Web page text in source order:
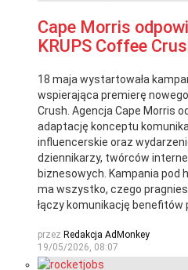
Cape Morris
KRUPS Coffee
18 maja wystartowała
wspierająca premierę
Crush. Agencja Cape Morris
adaptację konceptu
influencerskie oraz
dziennikarzy, twórców
biznesowych. Kampania pod
ma wszystko, czego
łączy komunikację benefitów
przez Redakcja AdMonkey
19/05/2026, 08:07